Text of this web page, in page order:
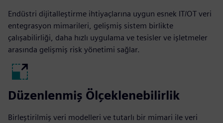
Endüstri dijitalleştirme ihtiyaçlarına uygun esnek IT/OT veri
entegrasyon mimarileri, gelişmiş sistem birlikte
çalışabilirliği, daha hızlı uygulama ve tesisler ve işletmeler
arasında gelişmiş risk yönetimi sağlar.
Düzenlenmiş Ölçeklenebilirlik
Birleştirilmiş veri modelleri ve tutarlı bir mimari ile veri